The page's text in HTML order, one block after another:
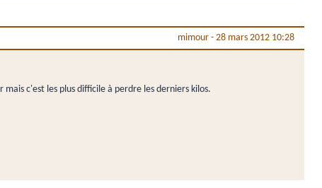
mimour - 28 mars 2012 10:28
c'est les plus difficile à perdre les derniers kilos.